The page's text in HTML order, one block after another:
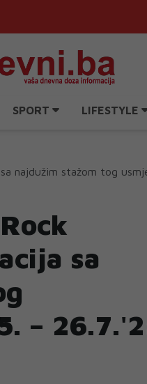
SPORT LIFESTYLE
najdužim stažom tog
sa
–